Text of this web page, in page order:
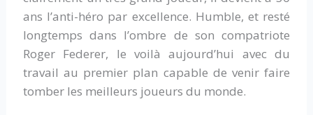
ans l’anti-héro par excellence. Humble, et resté
longtemps dans l’ombre de son compatriote
Roger Federer, le voilà aujourd’hui avec du
travail au premier plan capable de venir faire
tomber les meilleurs joueurs du monde.